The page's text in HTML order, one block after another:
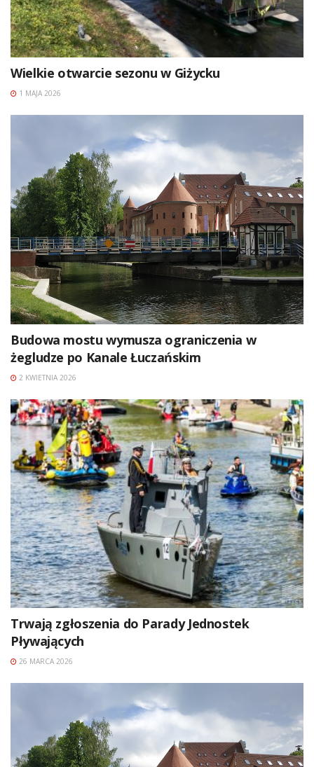
Wielkie otwarcie sezonu w Giżycku
1 MAJA 2026
Budowa mostu wymusza ograniczenia w
żegludze po Kanale Łuczańskim
2 KWIETNIA 2026
Trwają zgłoszenia do Parady Jednostek
Pływających
26 MARCA 2026